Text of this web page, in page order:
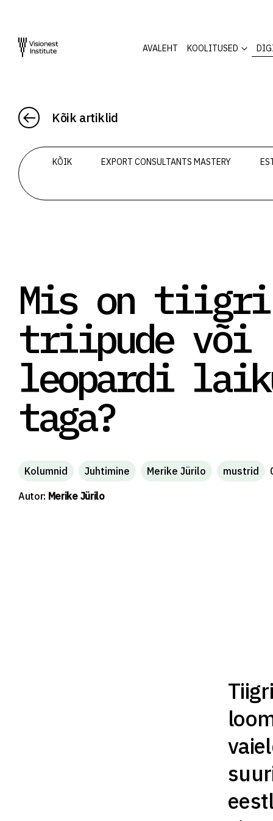
AVALEHT KOOLITUSED
Kõik artiklid
KÕIK EXPORT CONSULTANTS MASTERY
Mis on tiigri
triipude või
leopardi
taga?
Kolumnid Juhtimine Merike Jürilo mustrid
Autor: Merike Jürilo